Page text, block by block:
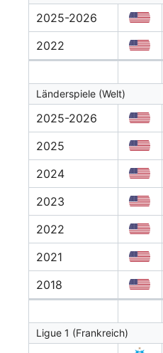
2025-2026
2022
Länderspiele (Welt)
2025-2026
2025
2024
2023
2022
2021
2018
Ligue 1 (Frankreich)